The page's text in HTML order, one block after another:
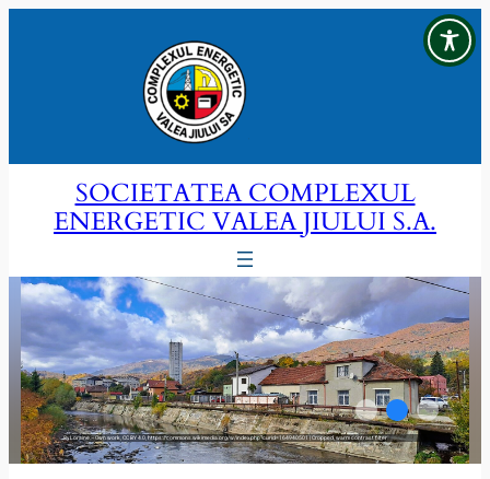
SOCIETATEA COMPLEXUL
ENERGETIC VALEA JIULUI S.A.
By Loraine – Own work, CC BY 4.0, https://commons.wikimedia.org/w/index.php?curid=164940501 | Cropped, warm contrast filter